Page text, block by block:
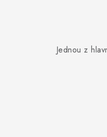
Jednou z